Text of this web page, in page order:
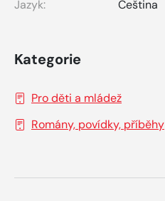
Jazyk:
Čeština
Kategorie
Pro děti a mládež
Romány, povídky, příběhy